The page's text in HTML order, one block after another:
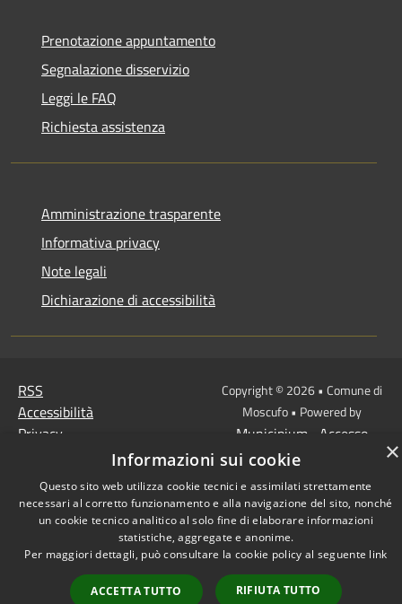
Prenotazione appuntamento
Segnalazione disservizio
Leggi le FAQ
Richiesta assistenza
Amministrazione trasparente
Informativa privacy
Note legali
Dichiarazione di accessibilità
RSS
Accessibilità
Privacy
Mappa del sito
Copyright © 2026 • Comune di
Moscufo • Powered by
Municipium
Accesso
redazione
×
Informazioni sui cookie
Questo sito web utilizza cookie tecnici e assimilati strettamente
necessari al corretto funzionamento e alla navigazione del sito, nonché
un cookie tecnico analitico al solo fine di elaborare informazioni
statistiche, aggregate e anonime.
Per maggiori dettagli, può consultare la cookie policy al seguente link
ACCETTA TUTTO RIFIUTA TUTTO